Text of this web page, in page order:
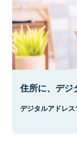
住所に、デジ
デジタルアドレス